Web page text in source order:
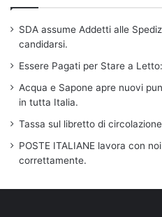
SDA assume Addetti alle
candidarsi.
Essere Pagati per Stare a
Acqua e Sapone apre nuovi
in tutta Italia.
Tassa sul libretto di
POSTE ITALIANE lavora con
correttamente.